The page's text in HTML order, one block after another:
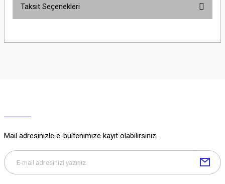
Soru Sor
Taksit Seçenekleri
Mail adresinizle e-bültenimize kayıt olabilirsiniz.